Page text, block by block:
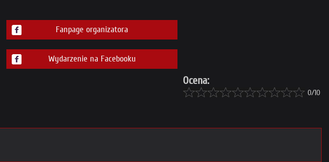
Fanpage organizatora
Wydarzenie na Facebooku
Ocena:
0/10